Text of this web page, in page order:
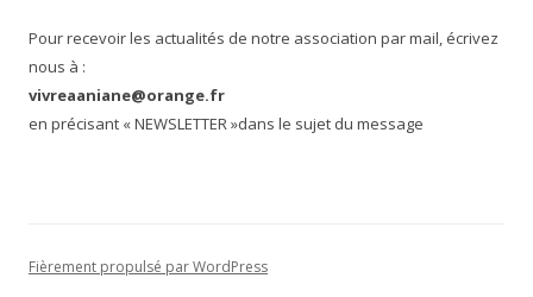
Pour recevoir les actualités de notre association par mail, écrivez
nous à :
vivreaaniane@orange.fr
en précisant « NEWSLETTER »dans le sujet du message
Fièrement propulsé par WordPress